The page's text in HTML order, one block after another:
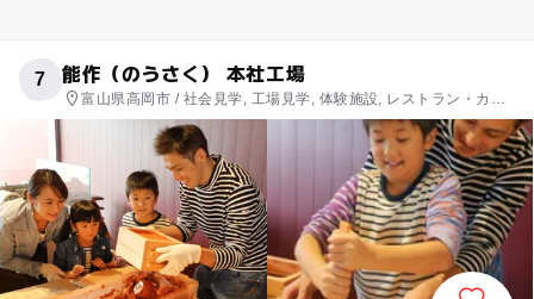
7 能作（のうさく） 本社工場
富山県高岡市 / 社会見学, 工場見学, 体験施設, レストラン・カフ
ェ, ショッピング